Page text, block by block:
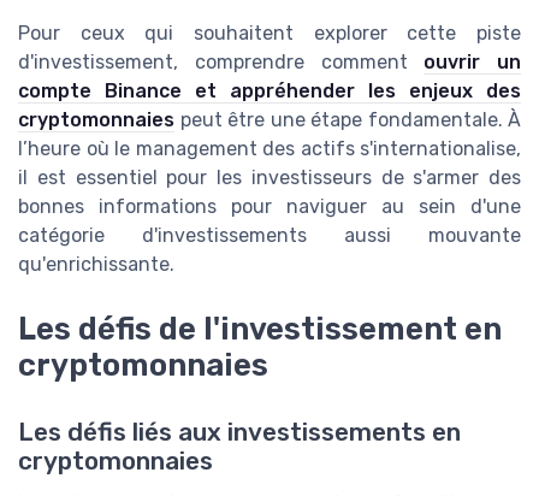
Pour ceux qui souhaitent explorer cette piste
d'investissement, comprendre comment ouvrir un
compte Binance et appréhender les enjeux des
cryptomonnaies peut être une étape fondamentale. À
l’heure où le management des actifs s'internationalise,
il est essentiel pour les investisseurs de s'armer des
bonnes informations pour naviguer au sein d'une
catégorie d'investissements aussi mouvante
qu'enrichissante.
Les défis de l'investissement en
cryptomonnaies
Les défis liés aux investissements en
cryptomonnaies